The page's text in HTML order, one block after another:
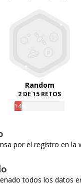
Random
2 DE 15 RETOS
14%
por el registro en la
todos los datos